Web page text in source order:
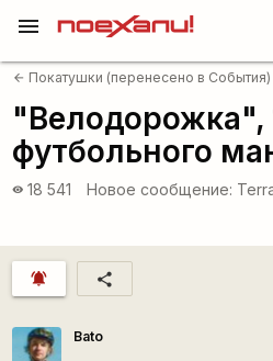
menu
arrow_back Покатушки (перенесено в События)
"Велодорожка",
футбольного
visibility 18 541 Новое сообщение:
notifications_active share
Bato